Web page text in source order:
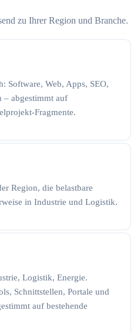
zu Ihrer Region und Branche.
Software, Web, Apps, SEO,
– abgestimmt auf
Fragmente.
Region, die belastbare
in Industrie und Logistik.
Logistik, Energie.
Schnittstellen, Portale und
auf bestehende